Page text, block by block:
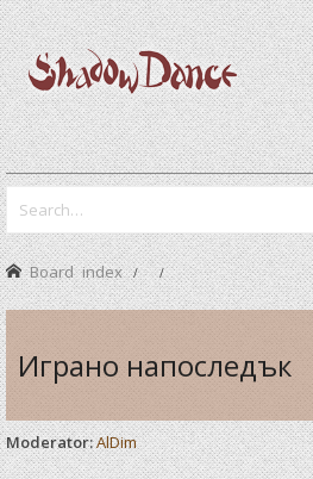
Board index
Играно напоследък
Moderator:AlDim